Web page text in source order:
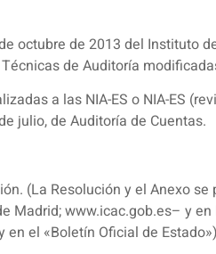
octubre de 2013 del Instituto
de Auditoría
a las NIA-ES o NIA-ES
julio, de Auditoría de Cuentas.
(La Resolución y el Anexo
Madrid; www.icac.gob.es– y
el «Boletín Oficial de